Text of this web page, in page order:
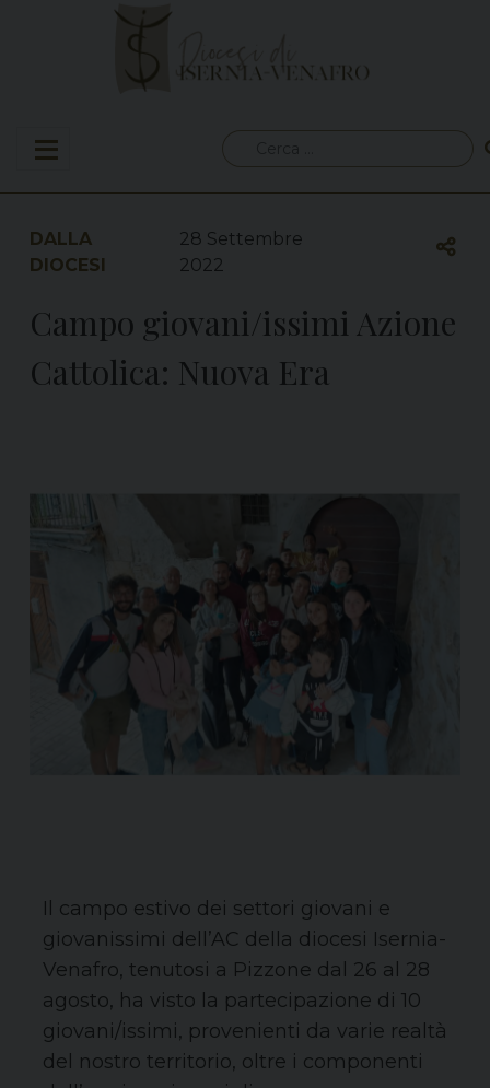
per:
DALLA
DIOCESI
28 Settembre
2022
Campo giovani/issimi Azione
Cattolica: Nuova Era
Il campo estivo dei settori giovani e
giovanissimi dell’AC della diocesi Isernia-
Venafro, tenutosi a Pizzone dal 26 al 28
agosto, ha visto la partecipazione di 10
giovani/issimi, provenienti da varie realtà
del nostro territorio, oltre i componenti